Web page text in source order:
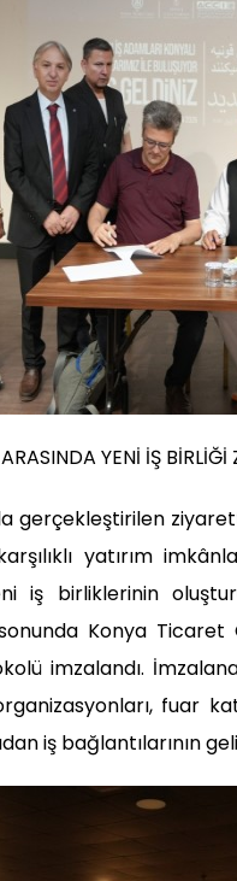
YENİ İŞ BİRLİĞİ
gerçekleştirilen
yatırım
iş birliklerinin
Konya
imzalandı.
fuar
iş bağlantılarının